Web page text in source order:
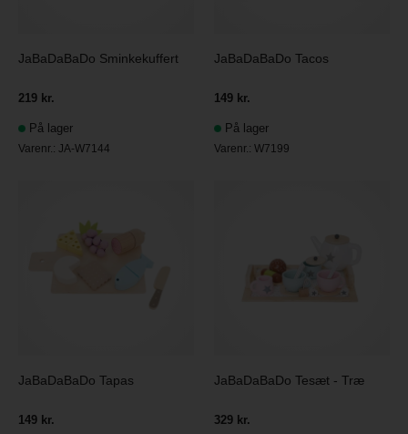
JaBaDaBaDo Sminkekuffert
219 kr.
På lager
Varenr.:JA-W7144
JaBaDaBaDo Tacos
149 kr.
På lager
Varenr.:W7199
JaBaDaBaDo Tapas
149 kr.
JaBaDaBaDo Tesæt - Træ
329 kr.